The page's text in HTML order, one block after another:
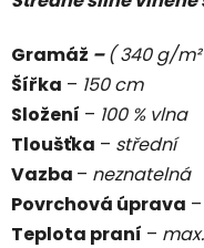
Gramáž –( 340 g/
Šířka – 150 cm
Složení – 100 % vlna
Tloušťka – střední
Vazba – neznatelná
Povrchová úprava –
Teplota praní –